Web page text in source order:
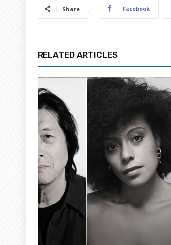
Share Facebook
RELATED ARTICLES